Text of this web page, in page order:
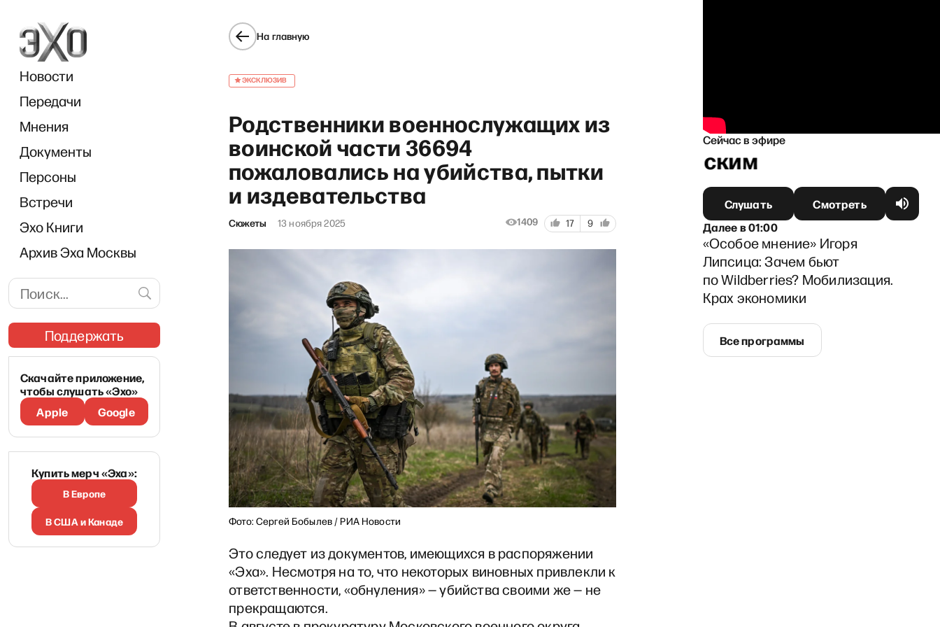
Новости
Передачи
Мнения
Документы
Персоны
Встречи
Эхо Книги
Архив Эха Москвы
Поддержать
Скачайте приложение,
чтобы слушать «Эхо»
Apple
Google
Купить мерч «Эха»:
В Европе
В США и Канаде
На главную
ЭКСКЛЮЗИВ
Родственники военнослужащих из
воинской части 36694
пожаловались на убийства, пытки
и издевательства
Сюжеты 13 ноября 2025 1409 17 9
Фото: Сергей Бобылев / РИА Новости
Это следует из документов, имеющихся в распоряжении
«Эха». Несмотря на то, что некоторых виновных привлекли к
ответственности, «обнуления» — убийства своими же — не
прекращаются.
Сейчас в эфире
«В рабочий полдень» с Матвеем Ганапольским
Слушать
Смотреть
Далеев01:00
«Особое мнение» Игоря
Липсица: Зачем бьют
по Wildberries? Мобилизация.
Крах экономики
Все программы